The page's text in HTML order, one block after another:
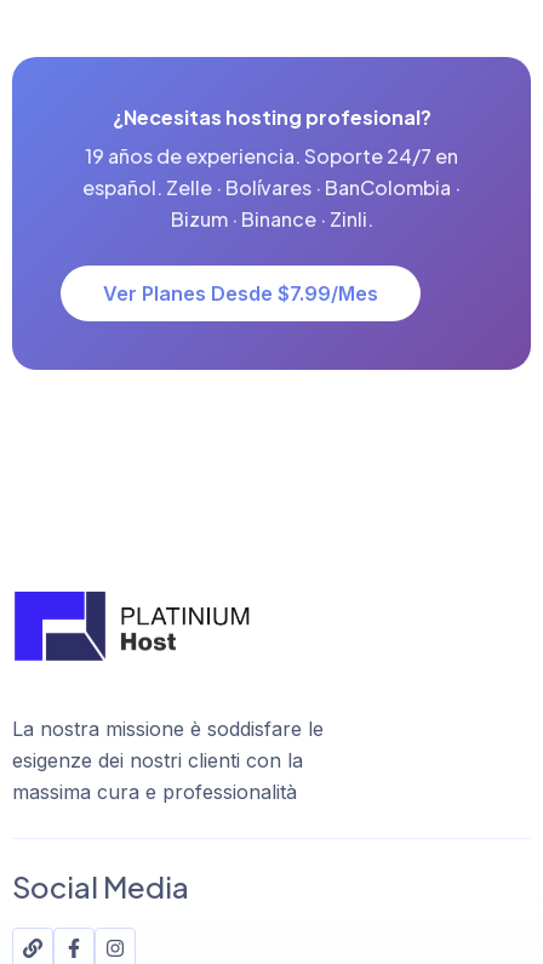
¿Necesitas hosting profesional?
19 años de experiencia. Soporte 24/7 en
español. Zelle · Bolívares · BanColombia ·
Bizum · Binance · Zinli.
Ver Planes Desde $7.99/mes
La nostra missione è soddisfare le
esigenze dei nostri clienti con la
massima cura e professionalità
Social Media